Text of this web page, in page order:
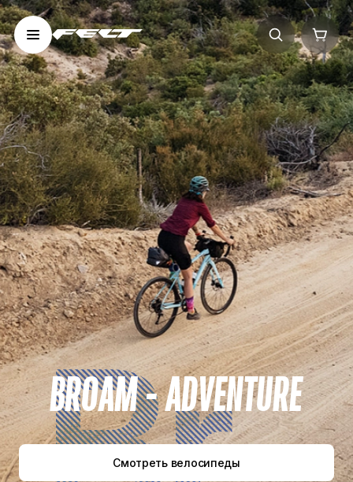
BROAM - ADVENTURE
Смотреть велосипеды